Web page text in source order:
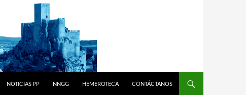
NOTICIAS PP NNGG HEMEROTECA CONTÁCTANOS